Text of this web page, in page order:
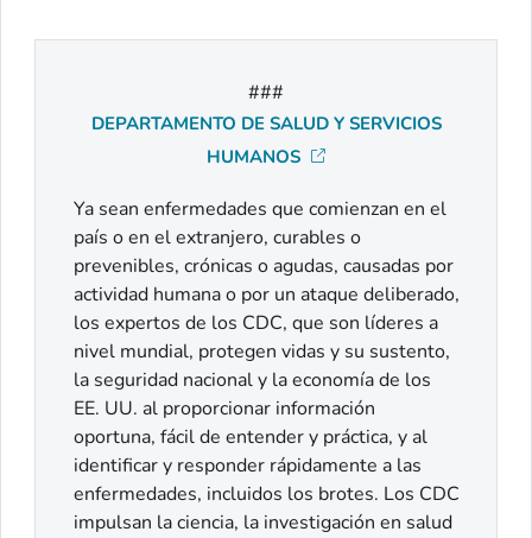
###
DEPARTAMENTO DE SALUD Y SERVICIOS
HUMANOS
Ya sean enfermedades que comienzan en el
país o en el extranjero, curables o
prevenibles, crónicas o agudas, causadas por
actividad humana o por un ataque deliberado,
los expertos de los CDC, que son líderes a
nivel mundial, protegen vidas y su sustento,
la seguridad nacional y la economía de los
EE. UU. al proporcionar información
oportuna, fácil de entender y práctica, y al
identificar y responder rápidamente a las
enfermedades, incluidos los brotes. Los CDC
impulsan la ciencia, la investigación en salud